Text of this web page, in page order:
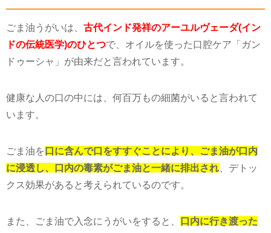
ごま油うがいは、 古代インド発祥のアーユルヴェーダ(イン
ドの伝統医学)のひとつで、オイルを使った口腔ケア「ガン
ドゥーシャ」が由来だと言われています。
健康な人の口の中には、何百万もの細菌がいると言われて
います。
ごま油を 口に含んで口をすすぐことにより、ごま油が口内
に浸透し、口内の毒素がごま油と一緒に排出され 、デトッ
クス効果があると考えられているのです。
また、ごま油で入念にうがいをすると、 口内に行き渡った